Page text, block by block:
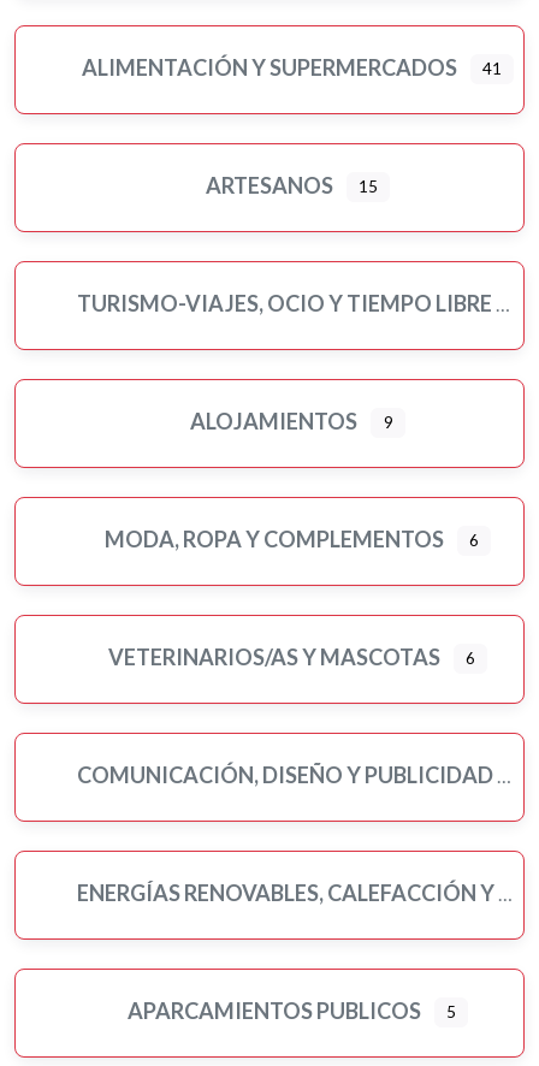
Servicios públicos
Tatuajes
Veterinarios/as y mascotas
Yoga
ALIMENTACIÓN Y SUPERMERCADOS 41
ARTESANOS 15
TURISMO-VIAJES, OCIO Y TIEMPO LIBRE
ALOJAMIENTOS 9
MODA, ROPA Y COMPLEMENTOS 6
VETERINARIOS/AS Y MASCOTAS 6
COMUNICACIÓN, DISEÑO Y PUBLICIDAD
ENERGÍAS RENOVABLES, CALEFACCIÓN Y FONTANERÍA
APARCAMIENTOS PUBLICOS 5